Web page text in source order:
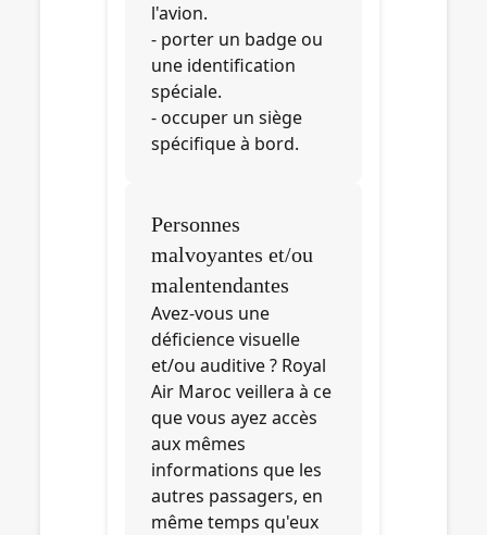
l'avion.
- porter un badge ou
une identification
spéciale.
- occuper un siège
spécifique à bord.
Personnes
malvoyantes et/ou
malentendantes
Avez-vous une
déficience visuelle
et/ou auditive ? Royal
Air Maroc veillera à ce
que vous ayez accès
aux mêmes
informations que les
autres passagers, en
même temps qu'eux